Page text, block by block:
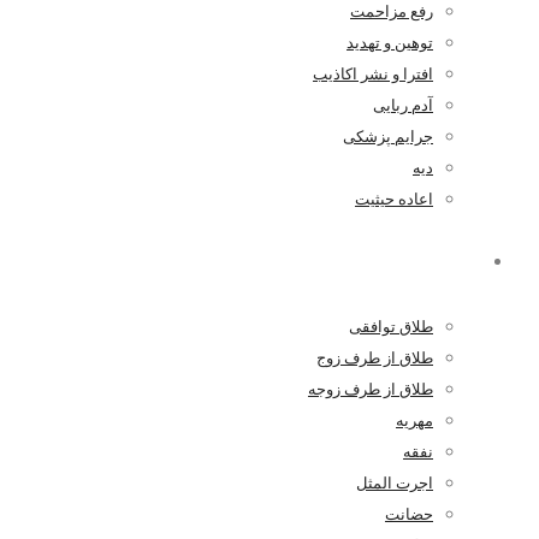
رفع مزاحمت
توهین و تهدید
افترا و نشر اکاذیب
آدم ربایی
جرایم پزشکی
دیه
اعاده حیثیت
طلاق توافقی
طلاق از طرف زوج
طلاق از طرف زوجه
مهریه
نفقه
اجرت المثل
حضانت